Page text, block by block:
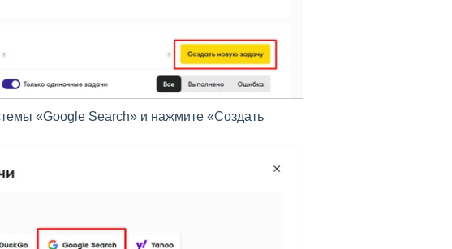
«Google Search» и нажмите «Создать